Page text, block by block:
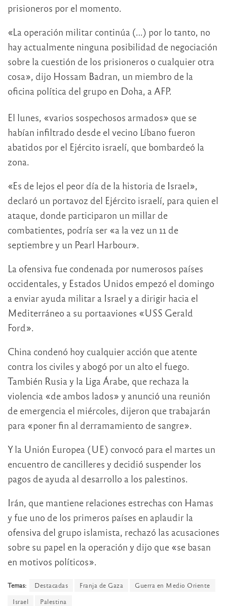
prisioneros por el momento.
«La operación militar continúa (…) por lo tanto, no
hay actualmente ninguna posibilidad de negociación
sobre la cuestión de los prisioneros o cualquier otra
cosa», dijo Hossam Badran, un miembro de la
oficina política del grupo en Doha, a AFP.
El lunes, «varios sospechosos armados» que se
habían infiltrado desde el vecino Líbano fueron
abatidos por el Ejército israelí, que bombardeó la
zona.
«Es de lejos el peor día de la historia de Israel»,
declaró un portavoz del Ejército israelí, para quien el
ataque, donde participaron un millar de
combatientes, podría ser «a la vez un 11 de
septiembre y un Pearl Harbour».
La ofensiva fue condenada por numerosos países
occidentales, y Estados Unidos empezó el domingo
a enviar ayuda militar a Israel y a dirigir hacia el
Mediterráneo a su portaaviones «USS Gerald
Ford».
China condenó hoy cualquier acción que atente
contra los civiles y abogó por un alto el fuego.
También Rusia y la Liga Árabe, que rechaza la
violencia «de ambos lados» y anunció una reunión
de emergencia el miércoles, dijeron que trabajarán
para «poner fin al derramamiento de sangre».
Y la Unión Europea (UE) convocó para el martes un
encuentro de cancilleres y decidió suspender los
pagos de ayuda al desarrollo a los palestinos.
Irán, que mantiene relaciones estrechas con Hamas
y fue uno de los primeros países en aplaudir la
ofensiva del grupo islamista, rechazó las acusaciones
sobre su papel en la operación y dijo que «se basan
en motivos políticos».
Temas: Destacadas Franja de Gaza
Guerra en Medio Oriente
Israel
Palestina